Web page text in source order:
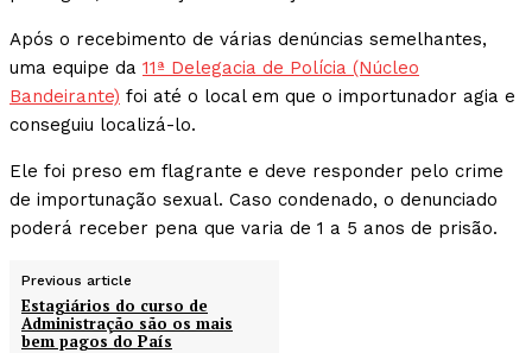
Após o recebimento de várias denúncias semelhantes,
uma equipe da 11ª Delegacia de Polícia (Núcleo
Bandeirante) foi até o local em que o importunador agia e
conseguiu localizá-lo.
Ele foi preso em flagrante e deve responder pelo crime
de importunação sexual. Caso condenado, o denunciado
poderá receber pena que varia de 1 a 5 anos de prisão.
Previous article
Estagiários do curso de
Administração são os mais
bem pagos do País